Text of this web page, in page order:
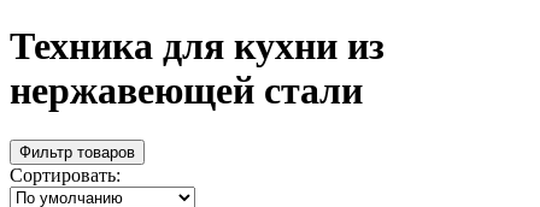
Техника для кухни из
нержавеющей стали
Фильтр товаров
Сортировать: